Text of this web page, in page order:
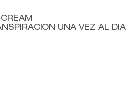
UNA VEZ AL DIA